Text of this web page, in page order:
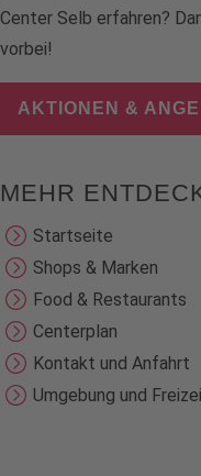
Center Selb erfahren?
vorbei!
AKTIONEN &
MEHR
Startseite
Shops & Marken
Food & Restaurants
Centerplan
Kontakt und Anfahrt
Umgebung und